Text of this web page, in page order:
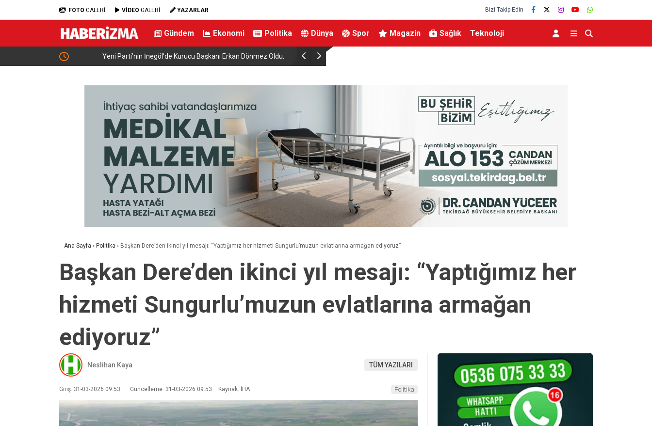
FOTO GALERİ VİDEO GALERİ YAZARLAR Bizi Takip Edin
Gündem Ekonomi Politika Dünya Spor Magazin Sağlık Teknoloji
Yeni Parti’nin İnegöl’de Kurucu Başkanı Erkan Dönmez Oldu. Elektrikli bisiklet ile uçuruma yuvarlandılar: 3 çocuk yaralandı
Ana Sayfa › Politika › Başkan Dere’den ikinci yıl mesajı: “Yaptığımız her hizmeti Sungurlu’muzun evlatlarına armağan ediyoruz”
Başkan Dere’den ikinci yıl mesajı: “Yaptığımız her
hizmeti Sungurlu’muzun evlatlarına armağan
ediyoruz”
Neslihan Kaya TÜM YAZILARI
Giriş: 31-03-2026 09:53 Güncelleme: 31-03-2026 09:53 Kaynak: İHA Politika